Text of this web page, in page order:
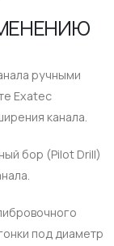
ручными
Exatec
канала.
бор (Pilot Drill)
под диаметр